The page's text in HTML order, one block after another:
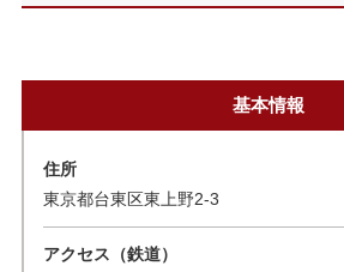
基本情報
住所
東京都台東区東上野2-3
アクセス（鉄道）